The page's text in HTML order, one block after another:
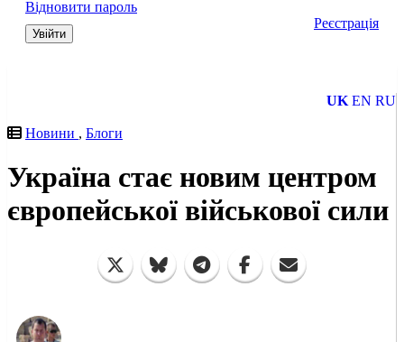
Відновити пароль
Увійти
Реєстрація
UK EN RU
Новини , Блоги
Україна стає новим центром
європейської військової сили